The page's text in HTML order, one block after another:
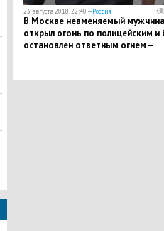
23 августа 2018, 22:40 —Россия
В Москве невменяемый мужчина
открыл огонь по полицейским и
остановлен ответным огнем –